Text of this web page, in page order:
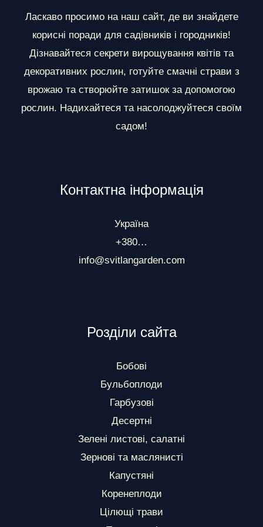
Ласкаво просимо на наш сайт, де ви знайдете
корисні поради для садівників і городників!
Дізнавайтеся секрети вирощування квітів та
декоративних рослин, готуйте смачні страви з
врожаю та створюйте затишок за допомогою
рослин. Надихайтеся та насолоджуйтеся своїм
садом!
Контактна інформація
Україна
+380…
info@svitlangarden.com
Розділи сайта
Бобові
Бульбоплоди
Гарбузові
Десертні
Зелені листові, салатні
Зернові та маслянисті
Капустяні
Коренеплоди
Цілющі трави